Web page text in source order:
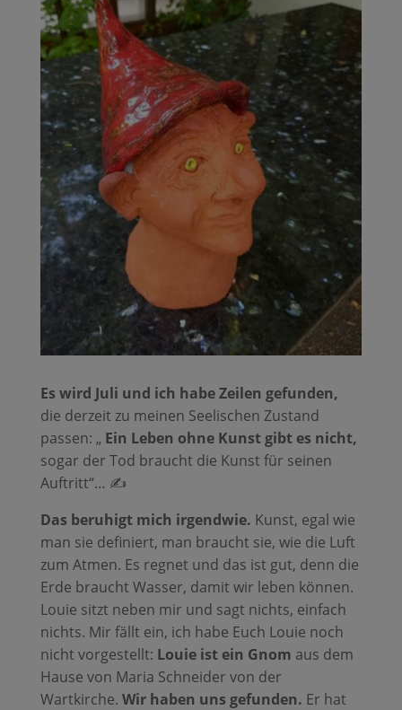
Es wird Juli und ich habe Zeilen gefunden,
die derzeit zu meinen Seelischen Zustand
passen: „ Ein Leben ohne Kunst gibt es nicht,
sogar der Tod braucht die Kunst für seinen
Auftritt“… ✍️
Das beruhigt mich irgendwie. Kunst, egal wie
man sie definiert, man braucht sie, wie die Luft
zum Atmen. Es regnet und das ist gut, denn die
Erde braucht Wasser, damit wir leben können.
Louie sitzt neben mir und sagt nichts, einfach
nichts. Mir fällt ein, ich habe Euch Louie noch
nicht vorgestellt: Louie ist ein Gnom aus dem
Hause von Maria Schneider von der
Wartkirche. Wir haben uns gefunden. Er hat